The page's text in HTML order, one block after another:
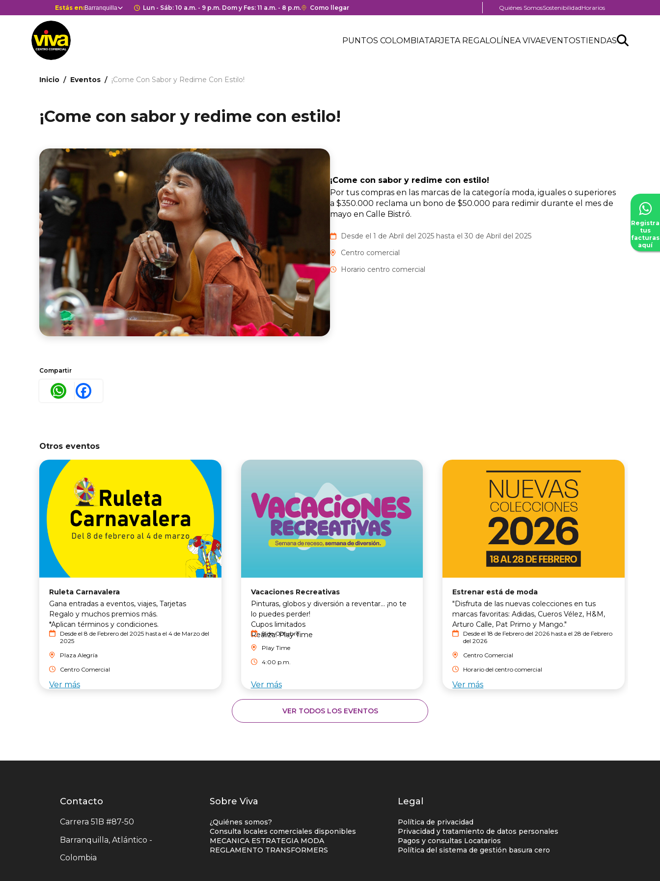
al
contenido
principal
Selector
de
centros
comerciales
Estás en:Estás en
Barranquilla Horario de apertura y cierre del centro comercial.
Lun - Sáb: 10 a.m. - 9 p.m. Dom y Fes: 11 a.m. - 8 p.m.Enlace
Como llegar
Menú
Quiénes SomosSostenibilidadHorarios
Header
Menú
PUNTOS COLOMBIATARJETA REGALOLÍNEA VIVAEVENTOSTIENDASSearch
Buscar
Ruta
de
Inicio Eventos ¡Come Con Sabor y Redime Con Estilo!
¡Come con sabor y redime con estilo!
¡Come con sabor y redime con estilo!
Por tus compras en las marcas de la categoría moda, iguales o superiores
a $350.000 reclama un bono de $50.000 para redimir durante el mes de
mayo en Calle Bistró.
Desde el 1 de Abril del 2025 hasta el 30 de Abril del 2025
Centro comercial
Horario centro comercial
Compartir
WhatsApp
Otros eventos
Ruleta Carnavalera
Gana entradas a eventos, viajes, Tarjetas
Regalo y muchos premios más.
*Aplican términos y condiciones.
Desde el 8 de Febrero del 2025 hasta el 4 de Marzo del
2025
Plaza Alegría
Centro Comercial
Ver más
Vacaciones Recreativas
Pinturas, globos y diversión a reventar… ¡no te
lo puedes perder!
Cupos limitados
Realiza: Play Time
8 de Octubre
Play Time
4:00 p.m.
Ver más
Estrenar está de moda
"Disfruta de las nuevas colecciones en tus
marcas favoritas: Adidas, Cueros Vélez, H&M,
Arturo Calle, Pat Primo y Mango."
Desde el 18 de Febrero del 2026 hasta el 28 de Febrero
del 2026
Centro Comercial
Horario del centro comercial
Ver más
VER TODOS LOS EVENTOS
Contacto
centro
Contacto
Carrera 51B #87-50
Barranquilla, Atlántico -
Colombia
Listados
enlaces
centro
comercial
Sobre Viva
¿Quiénes somos?
Consulta locales comerciales disponibles
MECANICA ESTRATEGIA MODA
REGLAMENTO TRANSFORMERS
Legal
Política de privacidad
Privacidad y tratamiento de datos personales
Pagos y consultas Locatarios
Política del sistema de gestión basura cero
Registra
tus
facturas
aquí